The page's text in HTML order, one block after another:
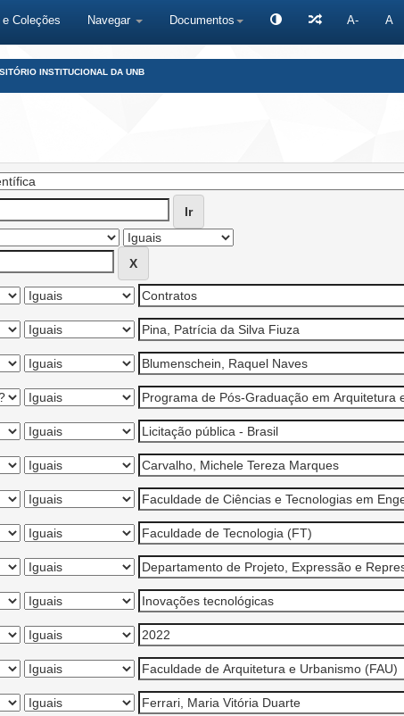
Coleções Navegar Documentos A- A
INSTITUCIONAL DA UNB